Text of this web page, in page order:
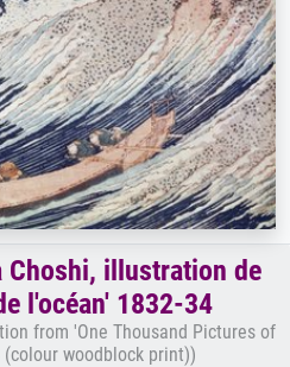
Choshi, illustration de
l'océan' 1832-34
from 'One Thousand Pictures of
(colour woodblock print))